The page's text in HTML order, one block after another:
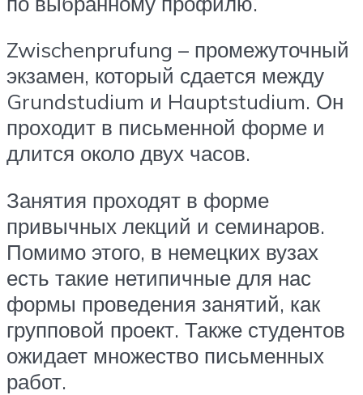
Zwischenprufung – промежуточный
экзамен, который сдается между
Grundstudium и Hauptstudium. Он
проходит в письменной форме и
длится около двух часов.
Занятия проходят в форме
привычных лекций и семинаров.
Помимо этого, в немецких вузах
есть такие нетипичные для нас
формы проведения занятий, как
групповой проект. Также студентов
ожидает множество письменных
работ.